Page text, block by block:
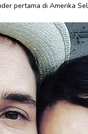
pertama di Amerika